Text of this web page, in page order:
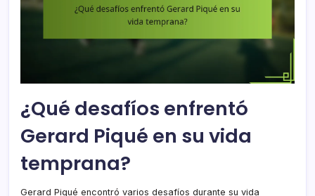
¿Qué desafíos enfrentó
Gerard Piqué en su vida
temprana?
Gerard Piqué encontró varios desafíos durante su vida